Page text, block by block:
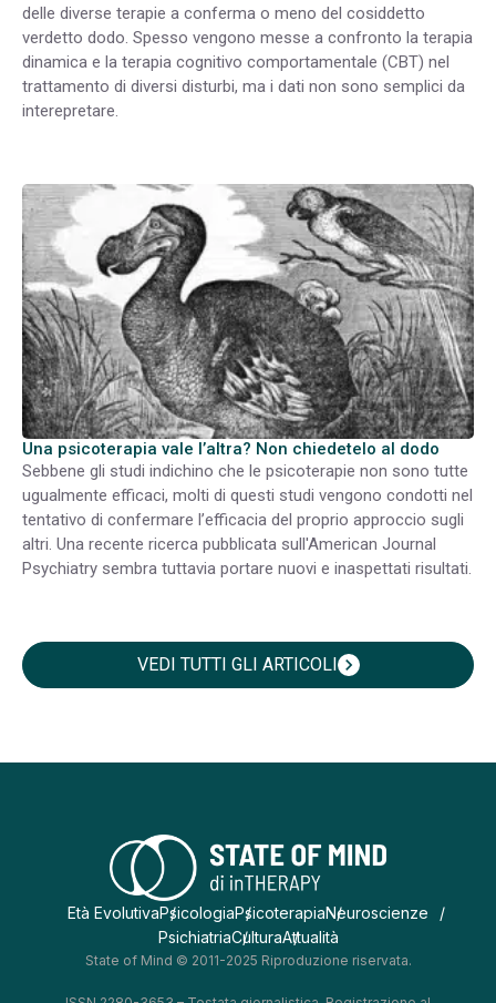
delle diverse terapie a conferma o meno del cosiddetto
verdetto dodo. Spesso vengono messe a confronto la terapia
dinamica e la terapia cognitivo comportamentale (CBT) nel
trattamento di diversi disturbi, ma i dati non sono semplici da
interepretare.
Una psicoterapia vale l’altra? Non chiedetelo al dodo
Sebbene gli studi indichino che le psicoterapie non sono tutte
ugualmente efficaci, molti di questi studi vengono condotti nel
tentativo di confermare l’efficacia del proprio approccio sugli
altri. Una recente ricerca pubblicata sull'American Journal
Psychiatry sembra tuttavia portare nuovi e inaspettati risultati.
VEDI TUTTI GLI ARTICOLIchevron_right
Età EvolutivaPsicologiaPsicoterapiaNeuroscienze
PsichiatriaCulturaAttualità
State of Mind © 2011-2025 Riproduzione riservata.